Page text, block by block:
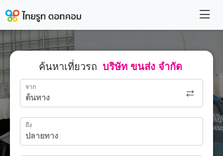
ค้นหาเที่ยวรถ บริษัท ขนส่ง จำกัด
จาก
ถึง